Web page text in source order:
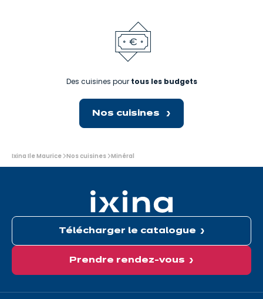
Des cuisines pour tous les budgets
Nos cuisines
Vous
êtes
Ixina Ile Maurice Nos cuisines Minéral
Télécharger le catalogue
Prendre rendez-vous